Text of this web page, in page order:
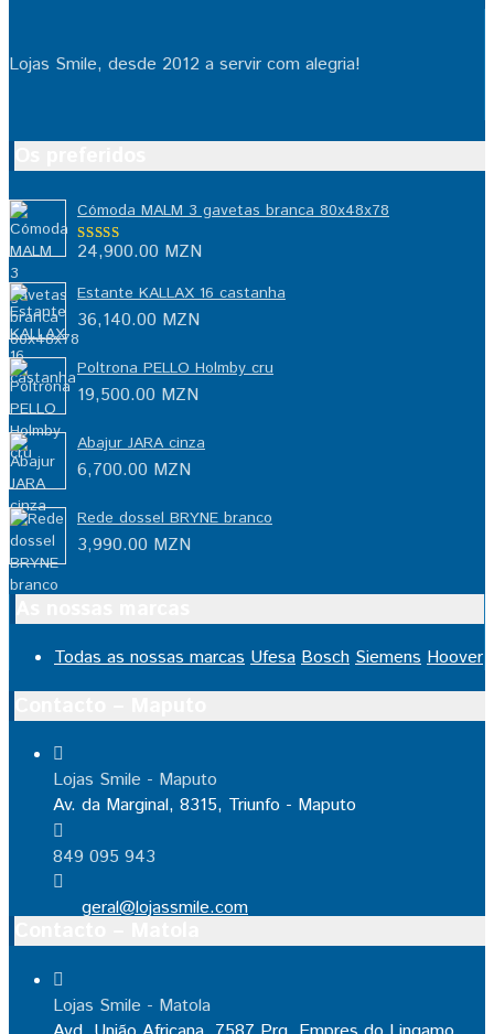
Lojas Smile, desde 2012 a servir com alegria!
Cómoda MALM 3 gavetas branca 80x48x78
Avaliação
24,900.00 MZN
Estante KALLAX 16 castanha
36,140.00 MZN
Poltrona PELLO Holmby cru
19,500.00 MZN
Abajur JARA cinza
6,700.00 MZN
Rede dossel BRYNE branco
3,990.00 MZN
Todas as nossas marcas Ufesa Bosch Siemens Hoover
Lojas Smile - Maputo
Av. da Marginal, 8315, Triunfo - Maputo
849 095 943
geral@lojassmile.com
Lojas Smile - Matola